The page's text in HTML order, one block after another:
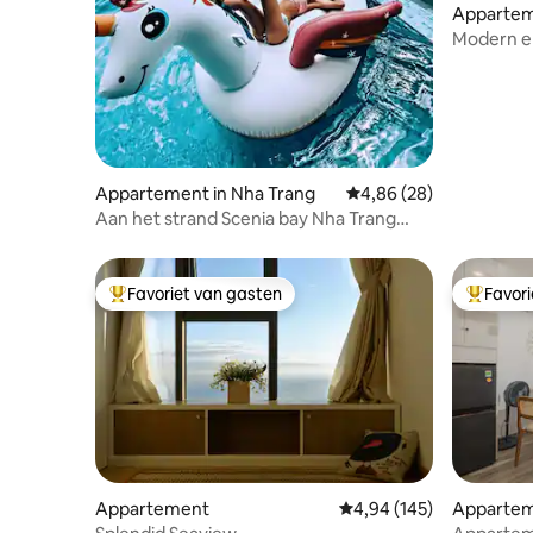
Appartement in Nha Trang Gemiddelde
4,86 (28)
Aan het strand Scenia bay Nha Trang
Modern en chill appartement met
Topfavoriet van gasten
Favoriet van gasten
Appartement Gemiddelde
4,94 (145)